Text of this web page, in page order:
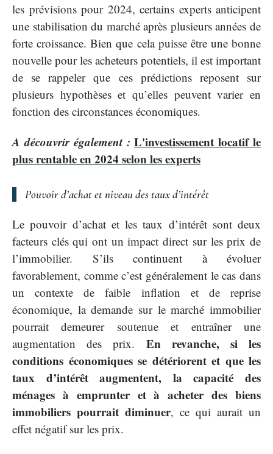
les prévisions pour 2024, certains experts anticipent
une stabilisation du marché après plusieurs années de
forte croissance. Bien que cela puisse être une bonne
nouvelle pour les acheteurs potentiels, il est important
de se rappeler que ces prédictions reposent sur
plusieurs hypothèses et qu’elles peuvent varier en
fonction des circonstances économiques.
A découvrir également : L'investissement locatif le
plus rentable en 2024 selon les experts
Pouvoir d’achat et niveau des taux d’intérêt
Le pouvoir d’achat et les taux d’intérêt sont deux
facteurs clés qui ont un impact direct sur les prix de
l’immobilier. S’ils continuent à évoluer
favorablement, comme c’est généralement le cas dans
un contexte de faible inflation et de reprise
économique, la demande sur le marché immobilier
pourrait demeurer soutenue et entraîner une
augmentation des prix. En revanche, si les
conditions économiques se détériorent et que les
taux d’intérêt augmentent, la capacité des
ménages à emprunter et à acheter des biens
immobiliers pourrait diminuer, ce qui aurait un
effet négatif sur les prix.